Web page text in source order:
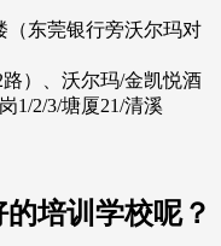
（东莞银行旁沃尔玛对
路）、沃尔玛/金凯悦酒
1/2/3/塘厦21/清溪
培训学校呢？